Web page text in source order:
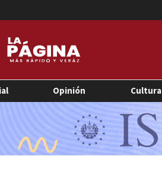
Opinión Cultura